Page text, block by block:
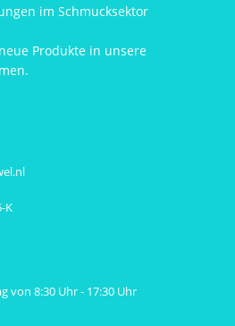
im Schmucksektor
Produkte in unsere
K
von 8:30 Uhr - 17:30 Uhr